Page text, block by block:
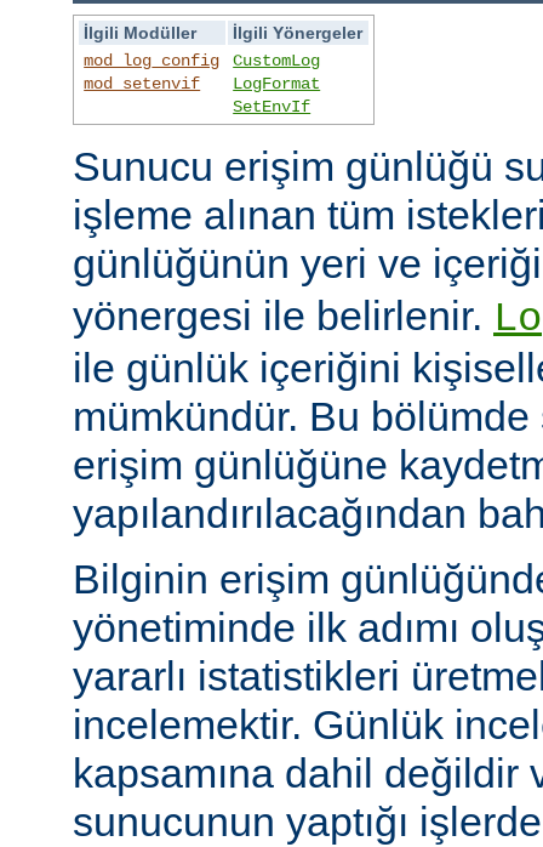
İlgili Modüller
İlgili Yönergeler
mod_log_config
mod_setenvif
CustomLog
LogFormat
SetEnvIf
Sunucu erişim günlüğü
işleme alınan tüm
günlüğünün yeri ve
yönergesi ile belirlenir.
ile günlük içeriğini
mümkündür. Bu
erişim günlüğüne
yapılandırılacağından
Bilginin erişim
yönetiminde ilk adımı
yararlı istatistikleri
incelemektir. Günlük
kapsamına dahil değildir
sunucunun yaptığı